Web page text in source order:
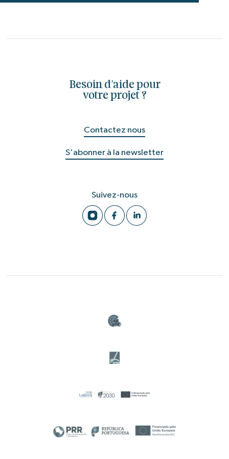
Besoin d'aide pour
votre projet ?
Contactez nous
S'abonner à la newsletter
Suivez-nous